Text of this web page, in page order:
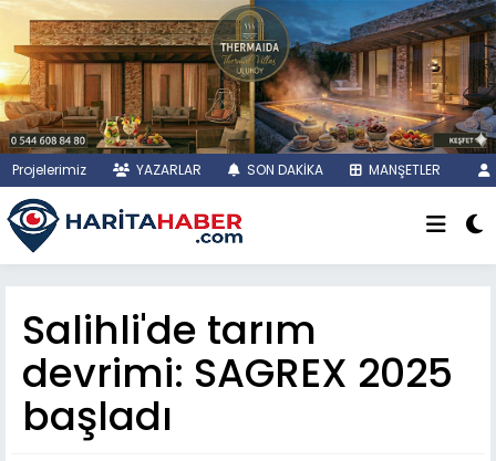
Projelerimiz YAZARLAR SON DAKİKA MANŞETLER
Salihli'de tarım
devrimi: SAGREX 2025
başladı